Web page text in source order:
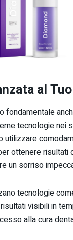
al
fondamentale
tecnologie nei
ottenere risultati
un sorriso
tecnologie
visibili in
alla cura